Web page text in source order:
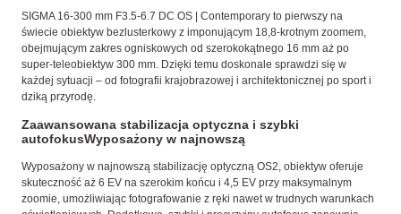
SIGMA 16-300 mm F3.5-6.7 DC OS | Contemporary to pierwszy na
świecie obiektyw bezlusterkowy z imponującym 18,8-krotnym zoomem,
obejmującym zakres ogniskowych od szerokokątnego 16 mm aż po
super-teleobiektyw 300 mm. Dzięki temu doskonale sprawdzi się w
każdej sytuacji – od fotografii krajobrazowej i architektonicznej po sport i
dziką przyrodę.
Zaawansowana stabilizacja optyczna i szybki
autofokusWyposażony w najnowszą
Wyposażony w najnowszą stabilizację optyczną OS2, obiektyw oferuje
skuteczność aż 6 EV na szerokim końcu i 4,5 EV przy maksymalnym
zoomie, umożliwiając fotografowanie z ręki nawet w trudnych warunkach